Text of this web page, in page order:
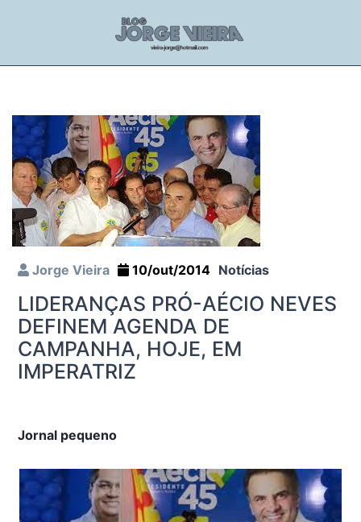
Jorge Vieira 10/out/2014 Notícias
LIDERANÇAS PRÓ-AÉCIO NEVES
DEFINEM AGENDA DE
CAMPANHA, HOJE, EM
IMPERATRIZ
Jornal pequeno